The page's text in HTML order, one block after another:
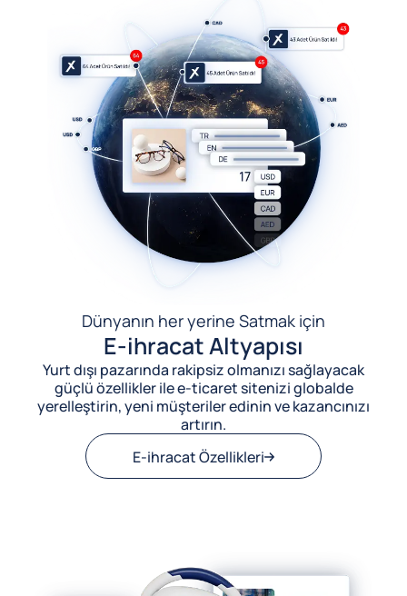
Dünyanın her yerine Satmak için
E-ihracat Altyapısı
Yurt dışı pazarında rakipsiz olmanızı sağlayacak
güçlü özellikler ile e-ticaret sitenizi globalde
yerelleştirin, yeni müşteriler edinin ve kazancınızı
artırın.
E-ihracat Özellikleri